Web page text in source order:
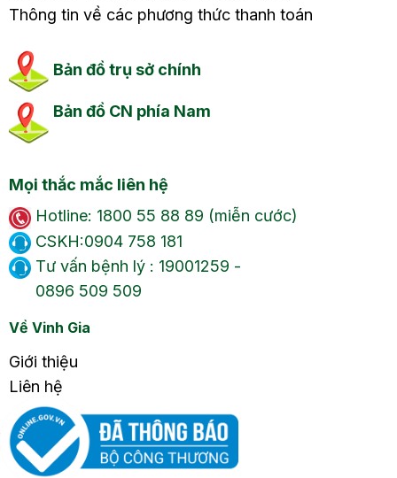
Thông tin về các phương thức thanh toán
Bản đồ trụ sở chính
Bản đồ CN phía Nam
Mọi thắc mắc liên hệ
Hotline: 1800 55 88 89 (miễn cước)
CSKH:0904 758 181
Tư vấn bệnh lý : 19001259 -
0896 509 509
Về Vinh Gia
Giới thiệu
Liên hệ